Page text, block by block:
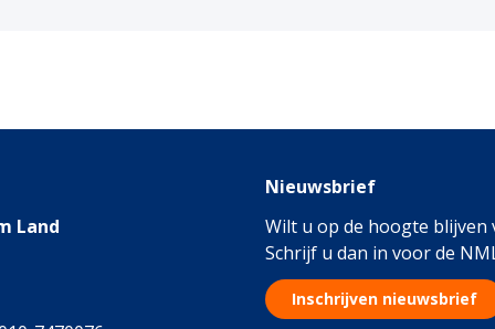
Land
Nieuwsbrief
Wilt u op de hoogte
Schrijf u dan in voor de
Inschrijven nieuwsbrief